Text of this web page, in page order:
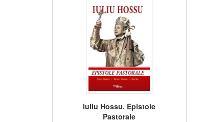
Iuliu Hossu. Epistole
Pastorale